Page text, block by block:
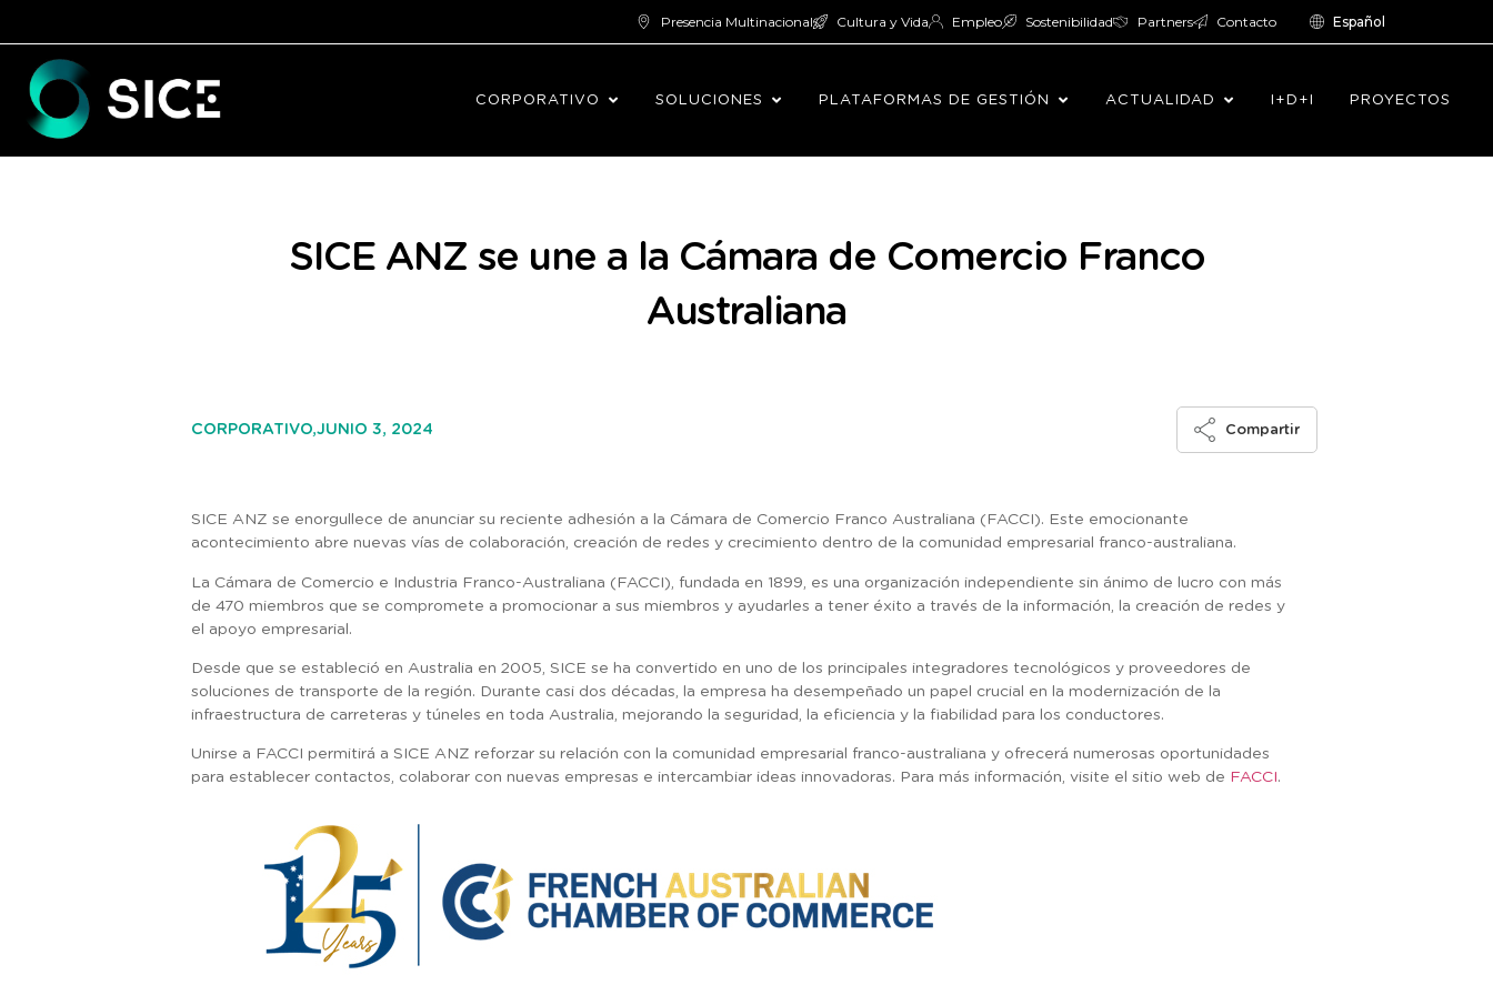
Presencia Multinacional Cultura y Vida Empleo Sostenibilidad Partners Contacto Español
CORPORATIVO SOLUCIONES PLATAFORMAS DE GESTIÓN ACTUALIDAD I+D+I PROYECTOS
SICE ANZ se une a la Cámara de Comercio Franco
Australiana
CORPORATIVO,JUNIO 3, 2024 Compartir
SICE ANZ se enorgullece de anunciar su reciente adhesión a la Cámara de Comercio Franco Australiana (FACCI). Este emocionante
acontecimiento abre nuevas vías de colaboración, creación de redes y crecimiento dentro de la comunidad empresarial franco-australiana.
La Cámara de Comercio e Industria Franco-Australiana (FACCI), fundada en 1899, es una organización independiente sin ánimo de lucro con más
de 470 miembros que se compromete a promocionar a sus miembros y ayudarles a tener éxito a través de la información, la creación de redes y
el apoyo empresarial.
Desde que se estableció en Australia en 2005, SICE se ha convertido en uno de los principales integradores tecnológicos y proveedores de
soluciones de transporte de la región. Durante casi dos décadas, la empresa ha desempeñado un papel crucial en la modernización de la
infraestructura de carreteras y túneles en toda Australia, mejorando la seguridad, la eficiencia y la fiabilidad para los conductores.
Unirse a FACCI permitirá a SICE ANZ reforzar su relación con la comunidad empresarial franco-australiana y ofrecerá numerosas oportunidades
para establecer contactos, colaborar con nuevas empresas e intercambiar ideas innovadoras. Para más información, visite el sitio web de FACCI.